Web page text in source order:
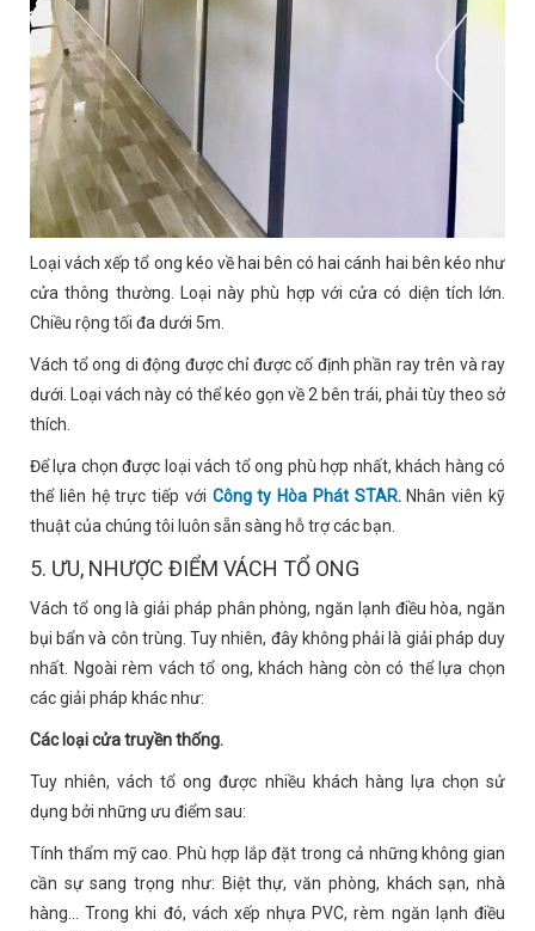
Loại vách xếp tổ ong kéo về hai bên có hai cánh hai bên kéo như
cửa thông thường. Loại này phù hợp với cửa có diện tích lớn.
Chiều rộng tối đa dưới 5m.
Vách tổ ong di động được chỉ được cố định phần ray trên và ray
dưới. Loại vách này có thể kéo gọn về 2 bên trái, phải tùy theo sở
thích.
Để lựa chọn được loại vách tổ ong phù hợp nhất, khách hàng có
thể liên hệ trực tiếp với Công ty Hòa Phát STAR.Nhân viên kỹ
thuật của chúng tôi luôn sẵn sàng hỗ trợ các bạn.
5. ƯU, NHƯỢC ĐIỂM VÁCH TỔ ONG
Vách tổ ong là giải pháp phân phòng, ngăn lạnh điều hòa, ngăn
bụi bẩn và côn trùng. Tuy nhiên, đây không phải là giải pháp duy
nhất. Ngoài rèm vách tổ ong, khách hàng còn có thể lựa chọn
các giải pháp khác như:
Các loại cửa truyền thống.
Tuy nhiên, vách tổ ong được nhiều khách hàng lựa chọn sử
dụng bởi những ưu điểm sau:
Tính thẩm mỹ cao. Phù hợp lắp đặt trong cả những không gian
cần sự sang trọng như: Biệt thự, văn phòng, khách sạn, nhà
hàng... Trong khi đó, vách xếp nhựa PVC, rèm ngăn lạnh điều